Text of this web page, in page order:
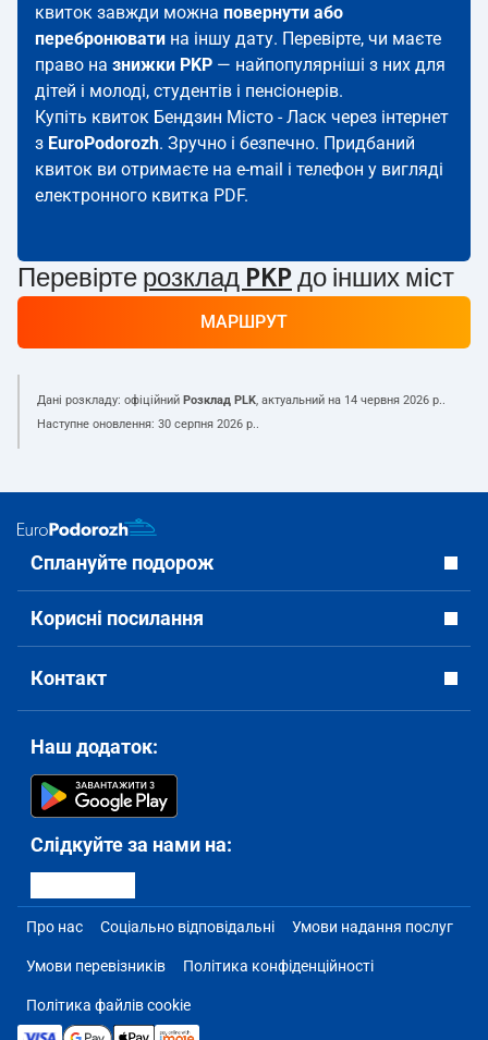
квиток завжди можна повернути або
перебронювати на іншу дату. Перевірте, чи маєте
право на знижки PKP — найпопулярніші з них для
дітей і молоді, студентів і пенсіонерів.
Купіть квиток Бендзин Місто - Ласк через інтернет
з EuroPodorozh. Зручно і безпечно. Придбаний
квиток ви отримаєте на e-mail і телефон у вигляді
електронного квитка PDF.
Перевірте розклад PKP до інших міст
МАРШРУТ
Дані розкладу: офіційний Розклад PLK, актуальний на 14 червня 2026 р..
Наступне оновлення: 30 серпня 2026 р..
Сплануйте подорож
Корисні посилання
Контакт
Наш додаток:
Слідкуйте за нами на:
Про нас Соціально відповідальні Умови надання послуг
Умови перевізників Політика конфіденційності
Політика файлів cookie